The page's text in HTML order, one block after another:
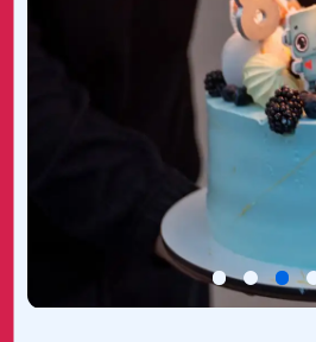
ВЕСЕЛЫЕ
ТОРЖЕСТВА
В АТМОСФЕРЕ